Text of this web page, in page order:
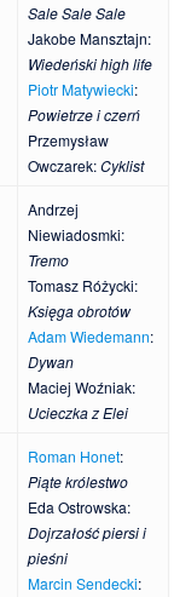
Sale Sale Sale
Jakobe Mansztajn:
Wiedeński high life
Piotr Matywiecki:
Powietrze i czerń
Przemysław
Owczarek:Cyklist
Andrzej
Niewiadosmki:
Tremo
Tomasz Różycki:
Księga obrotów
Adam Wiedemann:
Dywan
Maciej Woźniak:
Ucieczka z Elei
Roman Honet:
Piąte królestwo
Eda Ostrowska:
Dojrzałość piersi i
pieśni
Marcin Sendecki: